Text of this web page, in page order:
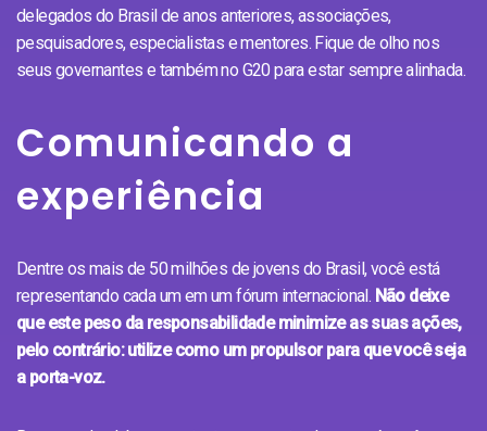
delegados do Brasil de anos anteriores, associações,
pesquisadores, especialistas e mentores. Fique de olho nos
seus governantes e também no G20 para estar sempre alinhada.
Comunicando a
experiência
Dentre os mais de 50 milhões de jovens do Brasil, você está
representando cada um em um fórum internacional. Não deixe
que este peso da responsabilidade minimize as suas ações,
pelo contrário: utilize como um propulsor para que você seja
a porta-voz.